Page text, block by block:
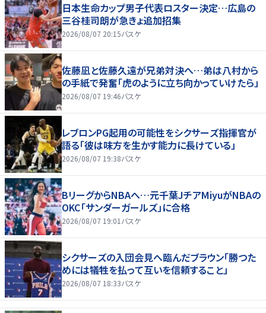
日本生命カップ男子代表ロスター決定…広島の
三谷桂司朗が急きょ追加招集
2026/08/07 20:15バスケ
佐藤凪と佐藤久遠が兄弟対決へ…弟は八村から
の手紙で発奮「虎のように立ち向かっていけたら」
2026/08/07 19:46バスケ
レブロンPG起用の可能性をシクサーズ指揮官が
語る「彼は味方を生かす能力に長けている」
2026/08/07 19:38バスケ
BリーグからNBAへ…元千葉JチアMiyuがNBAの
OKC「サンダーガールズ」に合格
2026/08/07 19:01 バスケ
シクサーズの入団会見へ臨んだブラウン「勝つた
めには犠牲を払って互いを信頼すること」
2026/08/07 18:33バスケ